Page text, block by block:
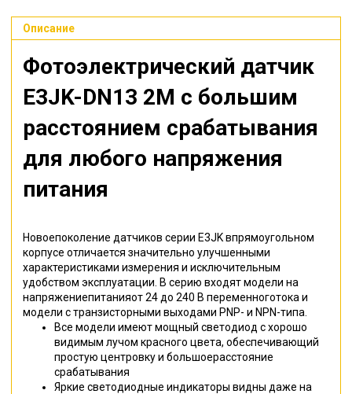
Описание
Фотоэлектрический датчик
E3JK-DN13 2M с большим
расстоянием срабатывания
для любого напряжения
питания
Новоепоколение датчиков серии E3JK впрямоугольном
корпусе отличается значительно улучшенными
характеристиками измерения и исключительным
удобством эксплуатации. В серию входят модели на
напряжениепитанияот 24 до 240 В переменноготока и
модели с транзисторными выходами PNP- и NPN-типа.
Все модели имеют мощный светодиод с хорошо
видимым лучом красного цвета, обеспечивающий
простую центровку и большоерасстояние
срабатывания
Яркие светодиодные индикаторы видны даже на